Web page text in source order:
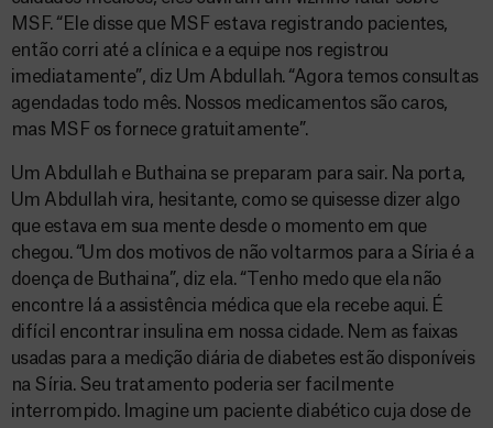
MSF. “Ele disse que MSF estava registrando pacientes,
então corri até a clínica e a equipe nos registrou
imediatamente”, diz Um Abdullah. “Agora temos consultas
agendadas todo mês. Nossos medicamentos são caros,
mas MSF os fornece gratuitamente”.
Um Abdullah e Buthaina se preparam para sair. Na porta,
Um Abdullah vira, hesitante, como se quisesse dizer algo
que estava em sua mente desde o momento em que
chegou. “Um dos motivos de não voltarmos para a Síria é a
doença de Buthaina”, diz ela. “Tenho medo que ela não
encontre lá a assistência médica que ela recebe aqui. É
difícil encontrar insulina em nossa cidade. Nem as faixas
usadas para a medição diária de diabetes estão disponíveis
na Síria. Seu tratamento poderia ser facilmente
interrompido. Imagine um paciente diabético cuja dose de